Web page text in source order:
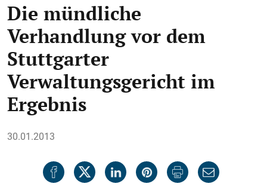
Die mündliche
Verhandlung vor dem
Stuttgarter
Verwaltungsgericht im
Ergebnis
30.01.2013